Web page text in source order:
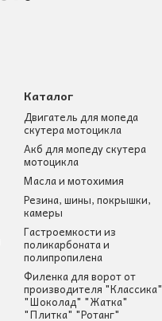
Каталог
Двигатель для мопеда
скутера мотоцикла
Акб для мопеду скутера
мотоцикла
Масла и мотохимия
Резина, шины, покрышки,
камеры
Гастроемкости из
поликарбоната и
полипропилена
Филенка для ворот от
производителя "Классика"
"Шоколад" "Жатка"
"Плитка" "Ротанг"